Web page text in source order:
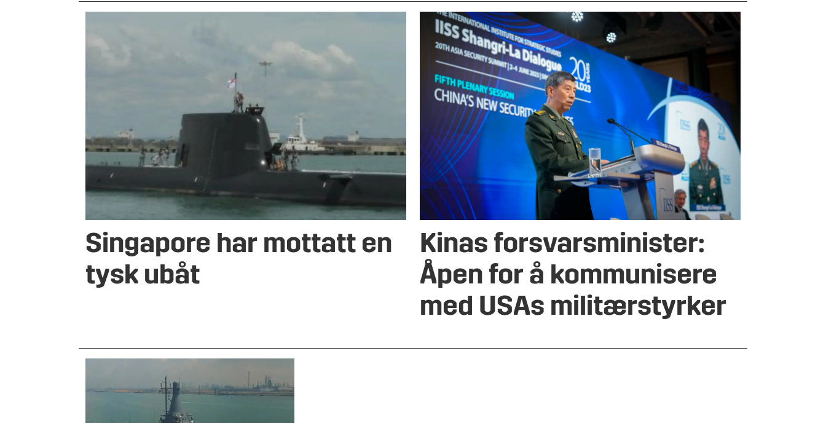
Singapore har mottatt en
tysk ubåt
Kinas forsvarsminister:
Åpen for å kommunisere
med USAs militærstyrker